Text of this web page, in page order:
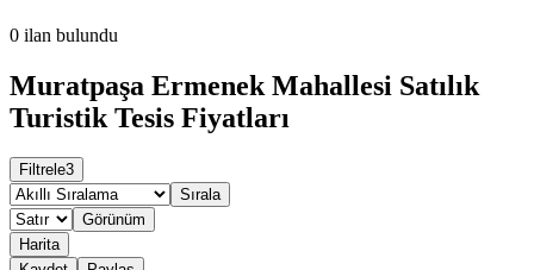
0 ilan bulundu
Muratpaşa Ermenek Mahallesi Satılık
Turistik Tesis Fiyatları
Filtrele3
Sırala
Görünüm
Harita